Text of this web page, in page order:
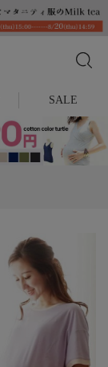
SALE